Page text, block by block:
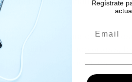
para obtener
facilidad, creando órtesis,
de los pacientes.
Regístrate